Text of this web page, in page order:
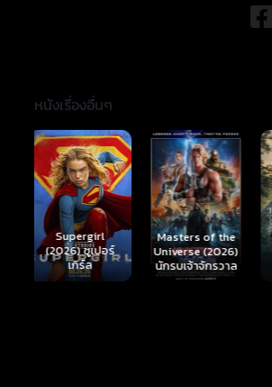
หนังเรื่องอื่นๆ
Masters of the
Universe (2026)
นักรบเจ้าจักรวาล
Hungry (2026)
มันเด้งขึ้นมาแดก